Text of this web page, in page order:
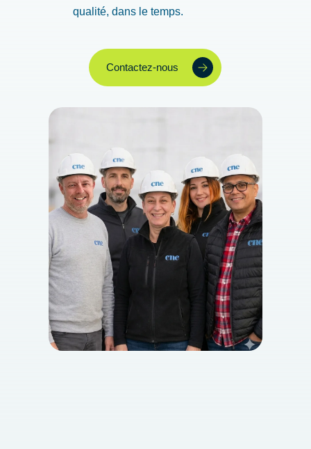
qualité, dans le temps.
Contactez-nous